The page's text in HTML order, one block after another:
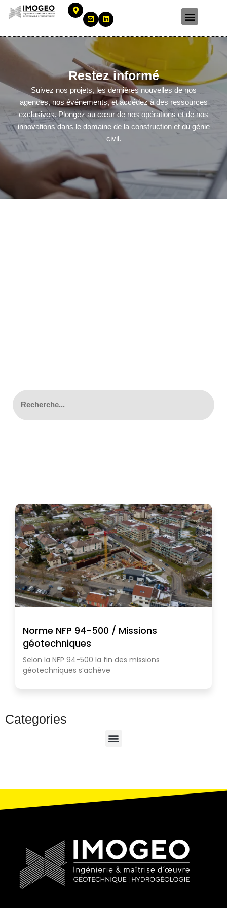
Aller
Restez informé
Suivez nos projets, les dernières nouvelles de nos
agences, nos événements, et accédez à des ressources
exclusives. Plongez au cœur de nos opérations et de nos
innovations dans le domaine de la construction et du génie
civil.
Norme NFP 94-500 / Missions
géotechniques
Selon la NFP 94-500 la fin des missions
géotechniques s’achève
Categories